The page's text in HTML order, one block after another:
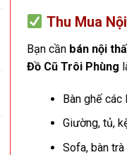
Thu Mua
Bạn cần bán nội
Đồ Cũ Trôi Phùng
Bàn ghế các
Giường, tủ,
Sofa, bàn trà